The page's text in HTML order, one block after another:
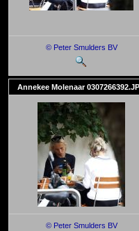
© Peter Smulders BV
Annekee Molenaar
© Peter Smulders BV